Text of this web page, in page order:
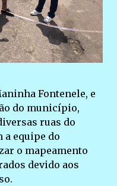
Fontenele, e
do município,
ruas do
equipe do
o mapeamento
devido aos